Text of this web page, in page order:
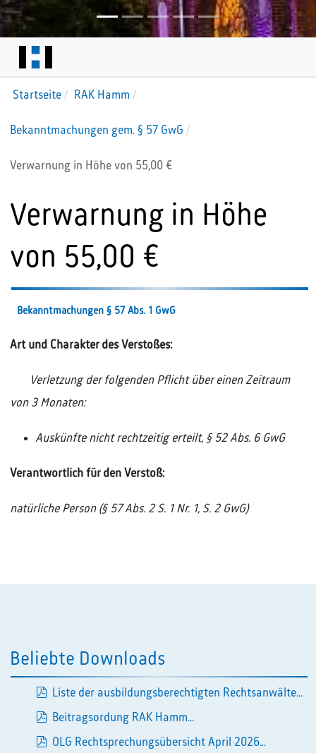
Startseite RAK Hamm
Bekanntmachungen gem. § 57 GwG
Verwarnung in Höhe von 55,00 €
Verwarnung in Höhe
von 55,00 €
Bekanntmachungen § 57 Abs. 1 GwG
Art und Charakter des Verstoßes:
Verletzung der folgenden Pflicht über einen Zeitraum
von 3 Monaten:
Auskünfte nicht rechtzeitig erteilt, § 52 Abs. 6 GwG
Verantwortlich für den Verstoß:
natürliche Person (§ 57 Abs. 2 S. 1 Nr. 1, S. 2 GwG)
Beliebte Downloads
pdf
Liste der ausbildungsberechtigten Rechtsanwälte...
pdf
Beitragsordung RAK Hamm...
OLG Rechtsprechungsübersicht April 2026...